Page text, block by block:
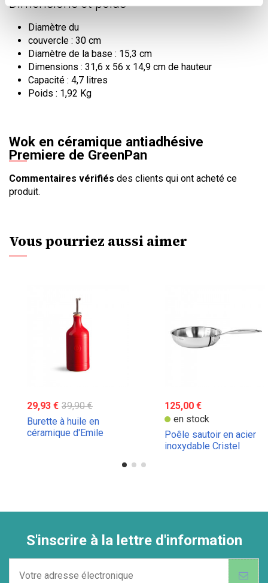
Diamètre du
couvercle : 30 cm
Diamètre de la base : 15,3 cm
Dimensions : 31,6 x 56 x 14,9 cm de hauteur
Capacité : 4,7 litres
Poids : 1,92 Kg
Wok en céramique antiadhésive
Premiere de GreenPan
Commentaires vérifiés des clients qui ont acheté ce
produit.
Vous pourriez aussi aimer
29,93 € 39,90 €
Burette à huile en
céramique d'Emile
125,00 €
en stock
Poêle sautoir en acier
inoxydable Cristel
S'inscrire à la lettre d'information